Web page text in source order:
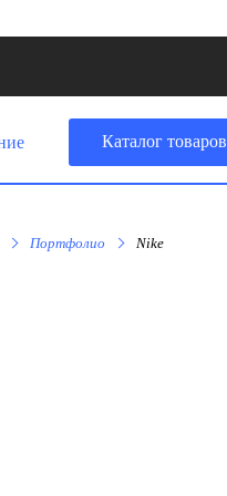
Каталог товаров
Портфолио Nike